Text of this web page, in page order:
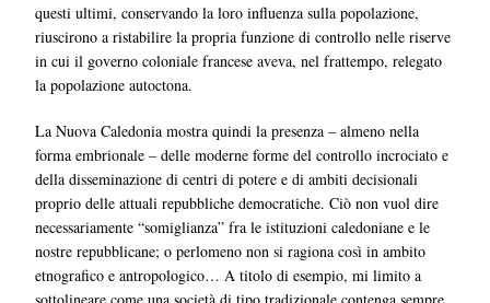
questi ultimi, conservando la loro influenza sulla popolazione,
riuscirono a ristabilire la propria funzione di controllo nelle riserve
in cui il governo coloniale francese aveva, nel frattempo, relegato
la popolazione autoctona.
La Nuova Caledonia mostra quindi la presenza – almeno nella
forma embrionale – delle moderne forme del controllo incrociato e
della disseminazione di centri di potere e di ambiti decisionali
proprio delle attuali repubbliche democratiche. Ciò non vuol dire
necessariamente “somiglianza” fra le istituzioni caledoniane e le
nostre repubblicane; o perlomeno non si ragiona così in ambito
etnografico e antropologico… A titolo di esempio, mi limito a